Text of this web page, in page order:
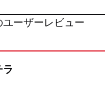
ーザーレビュー
ラ